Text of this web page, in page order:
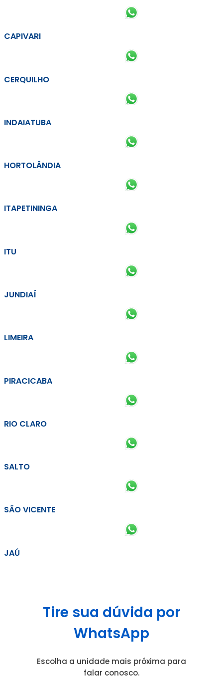
CAPIVARI
CERQUILHO
INDAIATUBA
HORTOLÂNDIA
ITAPETININGA
ITU
JUNDIAÍ
LIMEIRA
PIRACICABA
RIO CLARO
SALTO
SÃO VICENTE
JAÚ
Tire sua dúvida por
WhatsApp
Escolha a unidade mais próxima para
falar conosco.